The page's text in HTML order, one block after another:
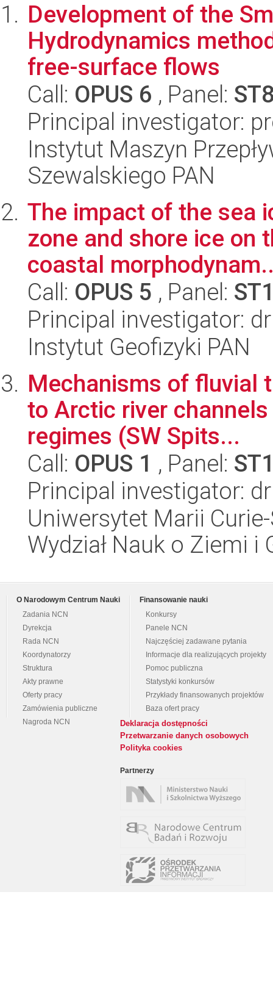
Development of the
Hydrodynamics
free-surface flows
Call: OPUS 6 , Panel:
Principal investigator:
Instytut Maszyn
Szewalskiego PAN
The impact of the sea
zone and shore ice on
coastal
Call: OPUS 5 , Panel:
Principal investigator:
Instytut Geofizyki PAN
Mechanisms of fluvial
to Arctic river
regimes (SW Spits...
Call: OPUS 1 , Panel:
Principal investigator:
Uniwersytet Marii
Wydział Nauk o Ziemi
O Narodowym Centrum Nauki
Zadania NCN
Dyrekcja
Rada NCN
Koordynatorzy
Struktura
Akty prawne
Oferty pracy
Zamówienia publiczne
Nagroda NCN
Finansowanie nauki
Konkursy
Panele NCN
Najczęściej zadawane pytania
Informacje dla realizujących projekty
Pomoc publiczna
Statystyki konkursów
Przykłady finansowanych projektów
Baza ofert pracy
Deklaracja dostępności
Przetwarzanie danych osobowych
Polityka cookies
Partnerzy